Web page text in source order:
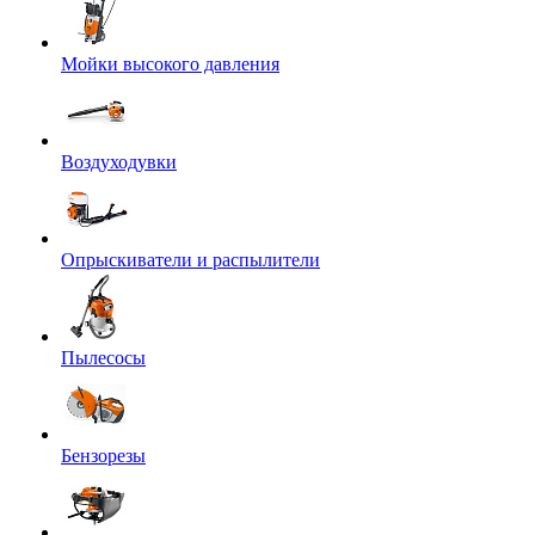
Мойки высокого давления
Воздуходувки
Опрыскиватели и распылители
Пылесосы
Бензорезы